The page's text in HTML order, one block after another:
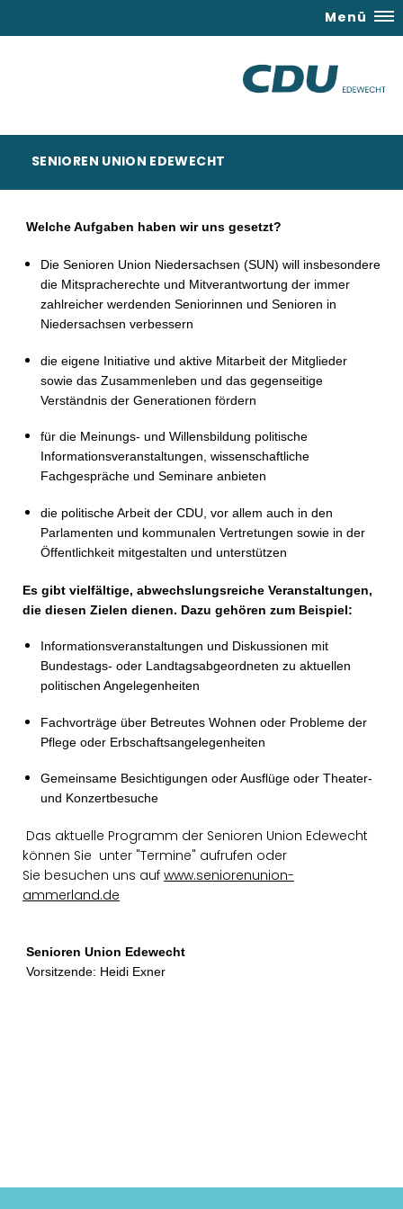
Menü
SENIOREN UNION EDEWECHT
Welche Aufgaben haben wir uns gesetzt?
Die Senioren Union Niedersachsen (SUN) will insbesondere
die Mitspracherechte und Mitverantwortung der immer
zahlreicher werdenden Seniorinnen und Senioren in
Niedersachsen verbessern
die eigene Initiative und aktive Mitarbeit der Mitglieder
sowie das Zusammenleben und das gegenseitige
Verständnis der Generationen fördern
für die Meinungs- und Willensbildung politische
Informationsveranstaltungen, wissenschaftliche
Fachgespräche und Seminare anbieten
die politische Arbeit der CDU, vor allem auch in den
Parlamenten und kommunalen Vertretungen sowie in der
Öffentlichkeit mitgestalten und unterstützen
Es gibt vielfältige, abwechslungsreiche Veranstaltungen,
die diesen Zielen dienen. Dazu gehören zum Beispiel:
Informationsveranstaltungen und Diskussionen mit
Bundestags- oder Landtagsabgeordneten zu aktuellen
politischen Angelegenheiten
Fachvorträge über Betreutes Wohnen oder Probleme der
Pflege oder Erbschaftsangelegenheiten
Gemeinsame Besichtigungen oder Ausflüge oder Theater-
und Konzertbesuche
Das aktuelle Programm der Senioren Union Edewecht
können Sie unter "Termine" aufrufen oder
Sie besuchen uns auf www.seniorenunion-
ammerland.de
Senioren Union Edewecht
Vorsitzende: Heidi Exner